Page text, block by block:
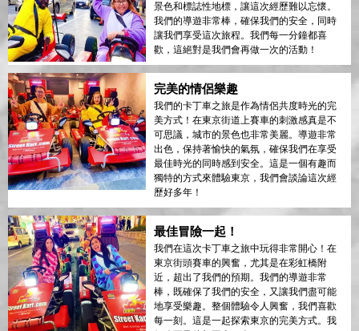
景色和標誌性地標，讓這次經歷難以忘懷。
我們的導遊非常棒，確保我們的安全，同時
讓我們享受這次旅程。我們每一分鐘都喜
歡，這絕對是我們會再做一次的活動！
完美的情侶樂趣
我們的卡丁車之旅是作為情侶共度時光的完
美方式！在東京街道上賽車的刺激感真是不
可思議，城市的景色也非常美麗。導遊非常
出色，保持著愉快的氣氛，確保我們在享受
最佳時光的同時感到安全。這是一個有趣而
獨特的方式來體驗東京，我們會談論這次經
歷好多年！
最佳冒險一起！
我們在這次卡丁車之旅中玩得非常開心！在
東京街頭賽車的興奮，尤其是在彩虹橋附
近，超出了我們的預期。我們的導遊非常
棒，既確保了我們的安全，又讓我們盡可能
地享受樂趣。整個體驗令人興奮，我們喜歡
每一刻。這是一起探索東京的完美方式。我